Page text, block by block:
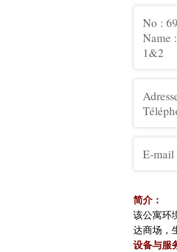
No :
Name
1&2
E-mail
简介：
该公寓环
达商场，
设备与服